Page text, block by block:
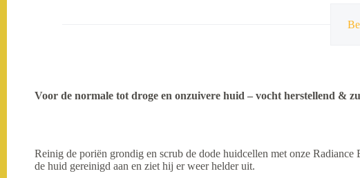
Voor de normale tot droge en onzuivere huid – vocht herstellend &
Reinig de poriën grondig en scrub de dode huidcellen met onze
de huid gereinigd aan en ziet hij er weer helder uit.